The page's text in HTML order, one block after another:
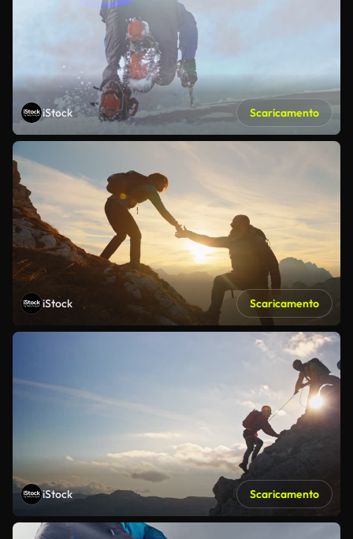
iStock Scaricamento
iStock Scaricamento
iStock Scaricamento